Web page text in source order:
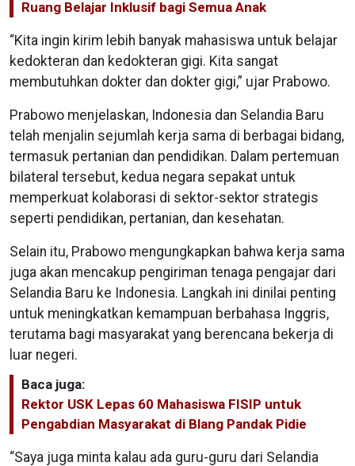
Ruang Belajar Inklusif bagi Semua Anak
“Kita ingin kirim lebih banyak mahasiswa untuk belajar
kedokteran dan kedokteran gigi. Kita sangat
membutuhkan dokter dan dokter gigi,” ujar Prabowo.
Prabowo menjelaskan, Indonesia dan Selandia Baru
telah menjalin sejumlah kerja sama di berbagai bidang,
termasuk pertanian dan pendidikan. Dalam pertemuan
bilateral tersebut, kedua negara sepakat untuk
memperkuat kolaborasi di sektor-sektor strategis
seperti pendidikan, pertanian, dan kesehatan.
Selain itu, Prabowo mengungkapkan bahwa kerja sama
juga akan mencakup pengiriman tenaga pengajar dari
Selandia Baru ke Indonesia. Langkah ini dinilai penting
untuk meningkatkan kemampuan berbahasa Inggris,
terutama bagi masyarakat yang berencana bekerja di
luar negeri.
Baca juga:
Rektor USK Lepas 60 Mahasiswa FISIP untuk
Pengabdian Masyarakat di Blang Pandak Pidie
“Saya juga minta kalau ada guru-guru dari Selandia